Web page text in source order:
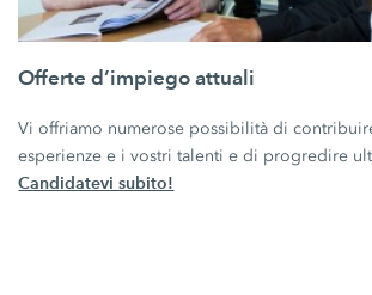
Offerte d’impiego attuali
Vi offriamo numerose possibilità di
esperienze e i vostri talenti e di progredire
Candidatevi subito!